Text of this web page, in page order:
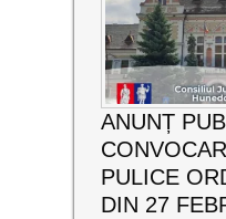
ANUNȚ
PULICE
DIN 27